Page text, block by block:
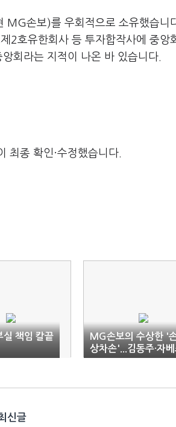
손보)를 우회적으로 소유했습니
2호유한회사 등 투자합작사에 중앙
회라는 지적이 나온 바 있습니다.
최종 확인·수정했습니다.
실 책임 칼끝
MG손보의 수상한 '
상차손'...김동주·자
‘엑시트’ 의혹
신글